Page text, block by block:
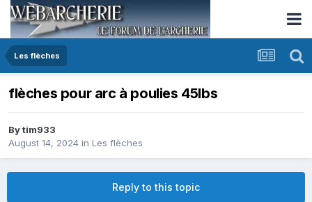
Les flèches
flèches pour arc à poulies 45lbs
Bytim933
August 14, 2024 in Les flèches
Reply to this topic